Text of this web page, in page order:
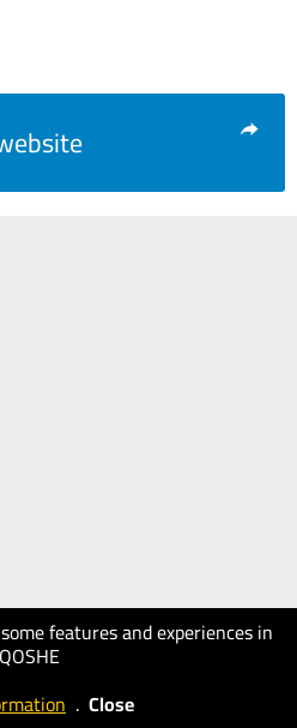
features and experiences in
QOSHE
. Close